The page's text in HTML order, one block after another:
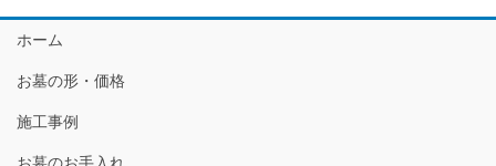
ホーム
お墓の形・価格
施工事例